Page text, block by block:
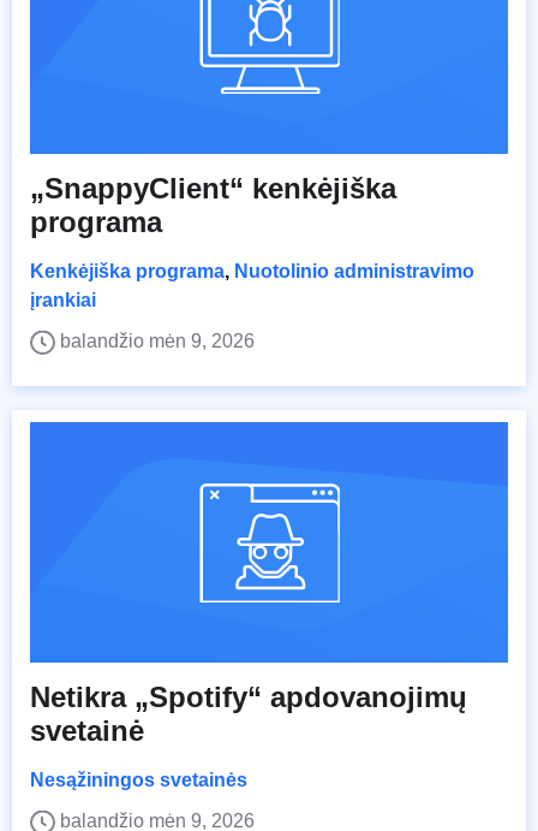
„SnappyClient“ kenkėjiška
programa
Kenkėjiška programa, Nuotolinio administravimo
įrankiai
balandžio mėn 9, 2026
Netikra „Spotify“ apdovanojimų
svetainė
Nesąžiningos svetainės
balandžio mėn 9, 2026